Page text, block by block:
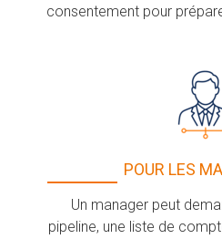
consentement pour
POUR LES
Un manager peut
pipeline, une liste de